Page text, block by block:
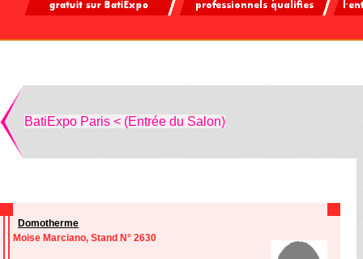
BatiExpo Paris < (Entrée du Salon)
Domotherme
Moise Marciano, Stand N° 2630